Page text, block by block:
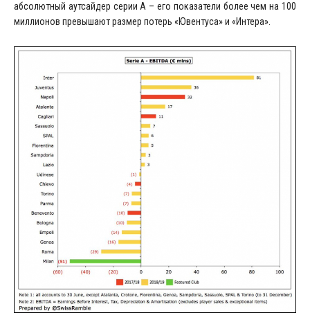
абсолютный аутсайдер серии А – его показатели более чем на 100
миллионов превышают размер потерь «Ювентуса» и «Интера».